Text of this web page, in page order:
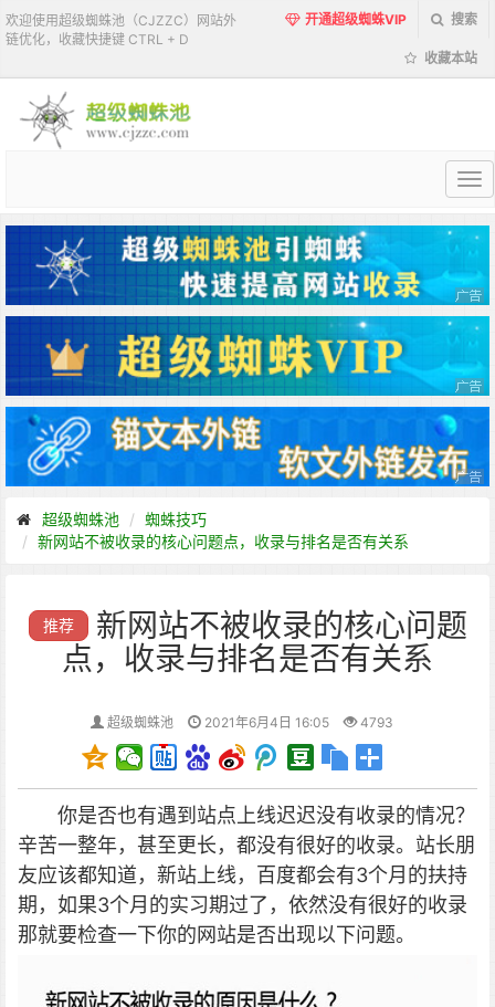
欢迎使用超级蜘蛛池（CJZZC）网站外
链优化，收藏快捷键 CTRL + D
开通超级蜘蛛VIP 搜索
收藏本站
超
蜘
蛛
池
超级蜘蛛池
蜘蛛技巧
新网站不被收录的核心问题点，收录与排名是否有关系
推荐
新网站不被收录的核心问题
点，收录与排名是否有关系
超级蜘蛛池 2021年6月4日 16:05 4793
你是否也有遇到站点上线迟迟没有收录的情况？
辛苦一整年，甚至更长，都没有很好的收录。 站长朋
友应该都知道，新站上线，百度都会有3个月的扶持
期，如果3个月的实习期过了，依然没有很好的收录
那就要检查一下你的网站是否出现以下问题。